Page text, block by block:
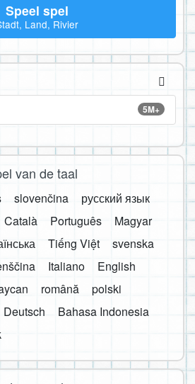
Speel spel
Land, Rivier
5M+
van de taal
slovenčina
русский язык
Català Português
Magyar
Tiếng Việt
svenska
Italiano
English
română
polski
Deutsch
Bahasa Indonesia